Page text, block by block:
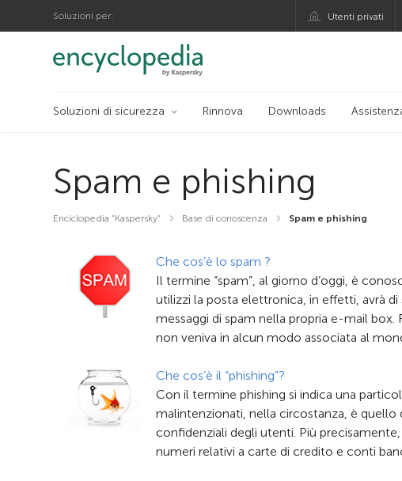
Soluzioni per: Utenti privati
Soluzioni di sicurezza Rinnova Downloads
Spam e phishing
Enciclopedia “Kaspersky” Base di conoscenza Spam e phishing
Che cos’è lo spam ?
Il termine “spam”, al giorno d’oggi, è
utilizzi la posta elettronica, in effetti, avrà di
messaggi di spam nella propria e-mail box.
non veniva in alcun modo associata al
Che cos’è il “phishing”?
Con il termine phishing si indica una
malintenzionati, nella circostanza, è quello
confidenziali degli utenti. Più
numeri relativi a carte di credito e conti